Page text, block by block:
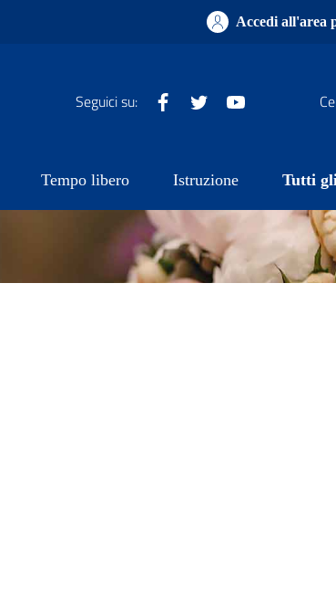
Accedi all'area
Seguici su: Facebook
Tempo libero Istruzione Tutti